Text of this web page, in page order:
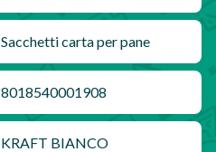
Sacchetti carta per pane
8018540001908
KRAFT BIANCO